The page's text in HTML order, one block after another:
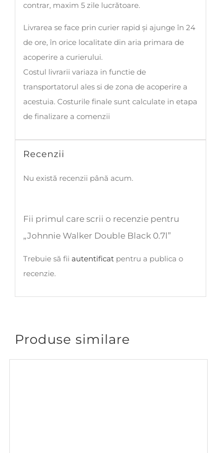
contrar, maxim 5 zile lucrătoare.
Livrarea se face prin curier rapid și ajunge în 24
de ore, în orice localitate din aria primara de
acoperire a curierului.
Costul livrarii variaza in functie de
transportatorul ales si de zona de acoperire a
acestuia. Costurile finale sunt calculate in etapa
de finalizare a comenzii
Recenzii
Nu există recenzii până acum.
Fii primul care scrii o recenzie pentru
„Johnnie Walker Double Black 0.7l”
Trebuie să fii autentificatpentru a publica o
recenzie.
Produse similare